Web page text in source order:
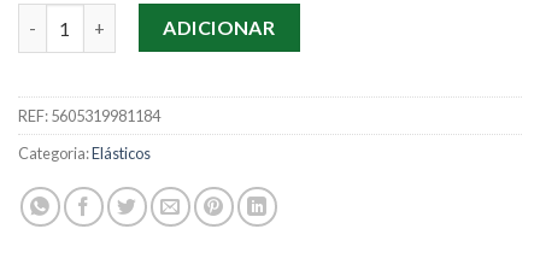
Quantidade de Elástico Nº18 Reymon 25g
ADICIONAR
REF:5605319981184
Categoria:Elásticos